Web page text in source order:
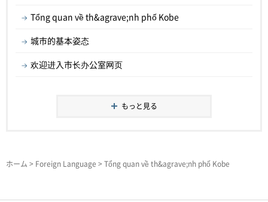
Tổng quan về th&agrave;nh phố Kobe
城市的基本姿态
欢迎进入市长办公室网页
もっと見る
ホーム > Foreign Language > Tổng quan về th&agrave;nh phố Kobe